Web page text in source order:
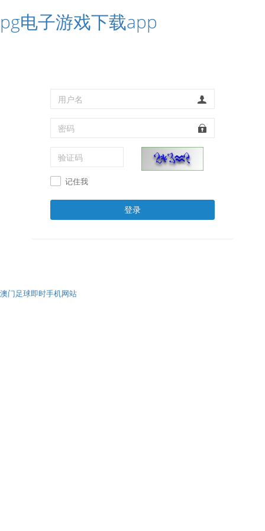
pg电子游戏下载app
记住我
登录
澳门足球即时手机网站